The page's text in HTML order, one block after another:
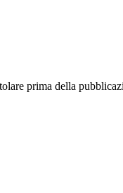
prima della